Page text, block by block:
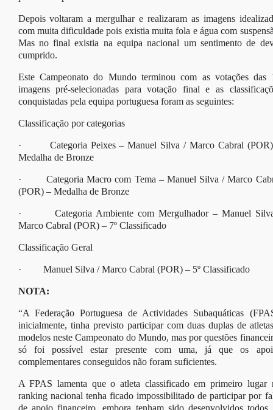
Depois voltaram a mergulhar e realizaram as imagens
com muita dificuldade pois existia muita fola e água com
Mas no final existia na equipa nacional um sentimento de
cumprido.
Este Campeonato do Mundo terminou com as votações das
imagens pré-selecionadas para votação final e as
conquistadas pela equipa portuguesa foram as seguintes:
Classificação por categorias
· Categoria Peixes – Manuel Silva / Marco Cabral
Medalha de Bronze
· Categoria Macro com Tema – Manuel Silva / Marco
(POR) – Medalha de Bronze
· Categoria Ambiente com Mergulhador – Manuel
Marco Cabral (POR) – 7º Classificado
Classificação Geral
· Manuel Silva / Marco Cabral (POR) – 5º Classificado
NOTA:
“A Federação Portuguesa de Actividades Subaquáticas
inicialmente, tinha previsto participar com duas duplas de
modelos neste Campeonato do Mundo, mas por questões
só foi possível estar presente com uma, já que os
complementares conseguidos não foram suficientes.
A FPAS lamenta que o atleta classificado em primeiro lugar
ranking nacional tenha ficado impossibilitado de participar por
de apoio financeiro, embora tenham sido desenvolvidos todos